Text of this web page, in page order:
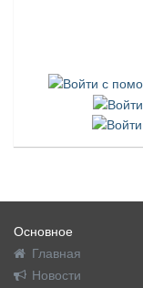
Основное
Главная
Новости